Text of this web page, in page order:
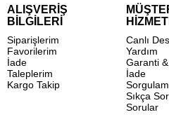
ALIŞVERİŞ
BİLGİLERİ
Siparişlerim
Favorilerim
İade
Taleplerim
Kargo Takip
Canlı
Yardım
Garanti &
İade
Sıkça
Sorular